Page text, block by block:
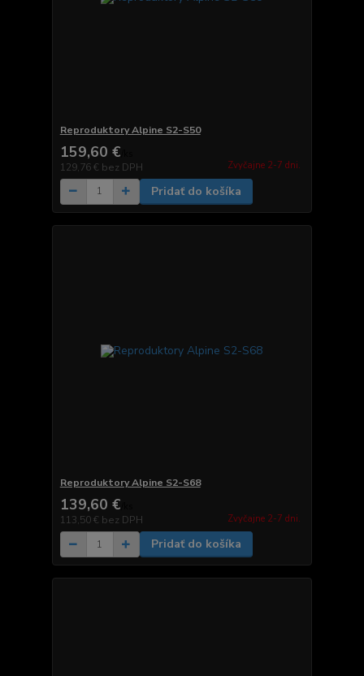
Reproduktory Alpine S2-S50
159,60 €
129,76 € bez DPH Zvyčajne 2-7 dni.
Pridať do košíka
Reproduktory Alpine S2-S68
139,60 €
113,50 € bez DPH Zvyčajne 2-7 dni.
Pridať do košíka